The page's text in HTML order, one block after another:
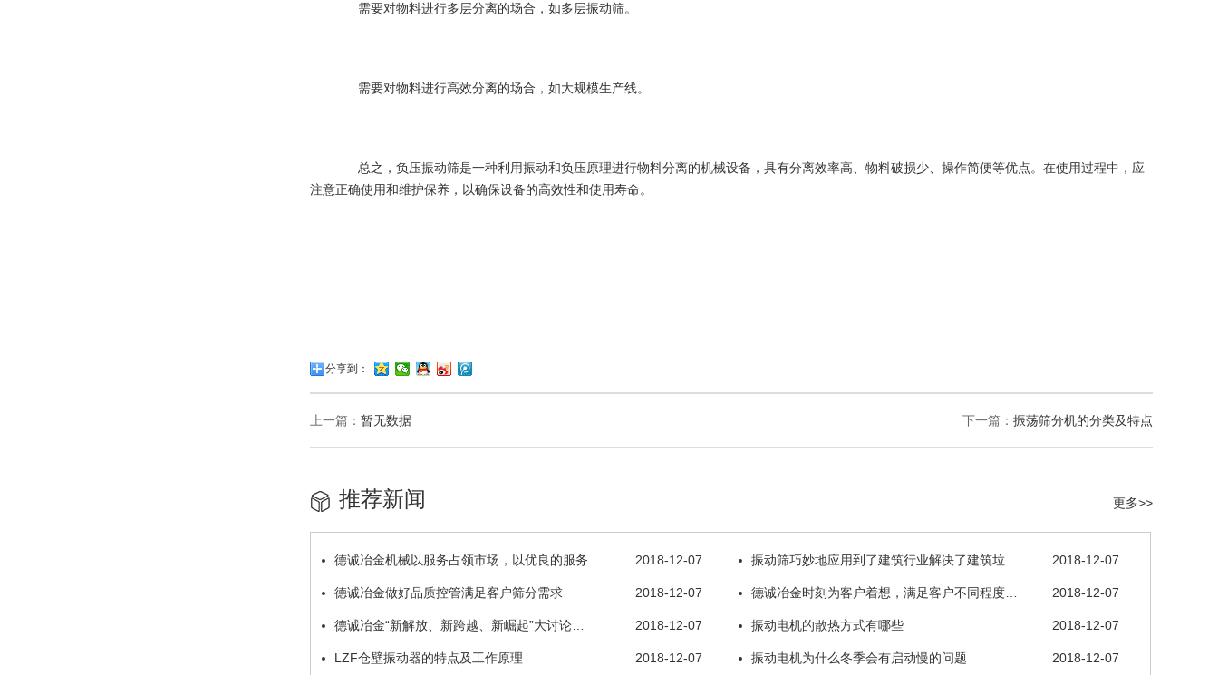
需要对物料进行多层分离的场合，如多层振动筛。
需要对物料进行高效分离的场合，如大规模生产线。
总之，负压振动筛是一种利用振动和负压原理进行物料分离的机械设备，具有分离效率高、物料破损少、操作简便等优点。在使用过程中，应
注意正确使用和维护保养，以确保设备的高效性和使用寿命。
分享到：
上一篇： 暂无数据 下一篇： 振荡筛分机的分类及特点
更多>>
推荐新闻
2018-12-07
德诚冶金机械以服务占领市场，以优良的服务… 2018-12-07
振动筛巧妙地应用到了建筑行业解决了建筑垃…
2018-12-07
德诚冶金做好品质控管满足客户筛分需求 2018-12-07
德诚冶金时刻为客户着想，满足客户不同程度…
2018-12-07
德诚冶金“新解放、新跨越、新崛起”大讨论… 2018-12-07
振动电机的散热方式有哪些
2018-12-07
LZF仓壁振动器的特点及工作原理 2018-12-07
振动电机为什么冬季会有启动慢的问题